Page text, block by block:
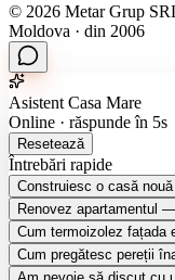
© 2026 Metar Grup
Moldova · din 2006
Asistent Casa Mare
Online · răspunde în 5s
Resetează
Întrebări rapide
Construiesc o casă
Renovez apartamentul
Cum termoizolez fațada
Cum pregătesc pereții